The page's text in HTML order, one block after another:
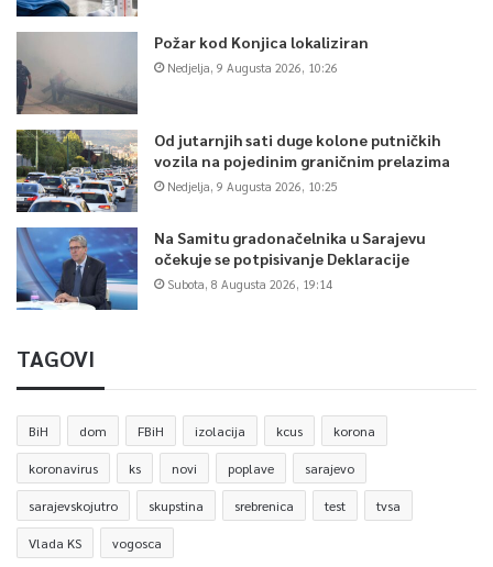
Požar kod Konjica lokaliziran
Nedjelja, 9 Augusta 2026, 10:26
Od jutarnjih sati duge kolone putničkih
vozila na pojedinim graničnim prelazima
Nedjelja, 9 Augusta 2026, 10:25
Na Samitu gradonačelnika u Sarajevu
očekuje se potpisivanje Deklaracije
Subota, 8 Augusta 2026, 19:14
TAGOVI
BiH dom FBiH izolacija kcus korona
koronavirus ks novi poplave sarajevo
sarajevskojutro skupstina srebrenica test tvsa
Vlada KS vogosca